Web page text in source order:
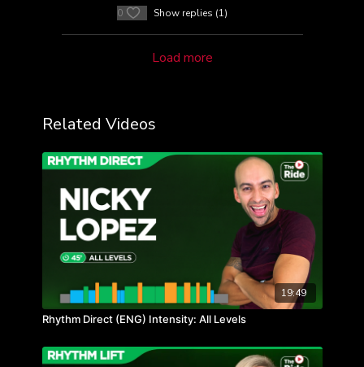
0 Show replies (1)
Load more
Related Videos
19:49
Rhythm Direct (ENG) Intensity: All Levels